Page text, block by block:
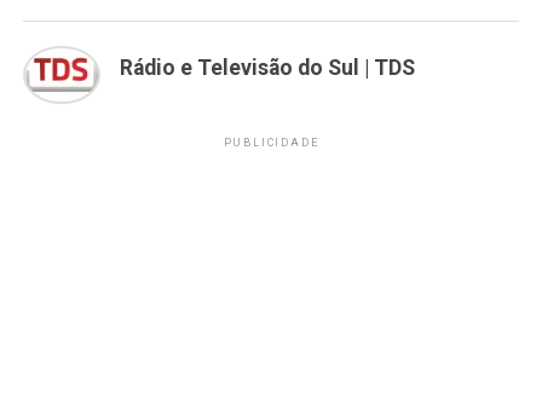
Rádio e Televisão do Sul | TDS
PUBLICIDADE